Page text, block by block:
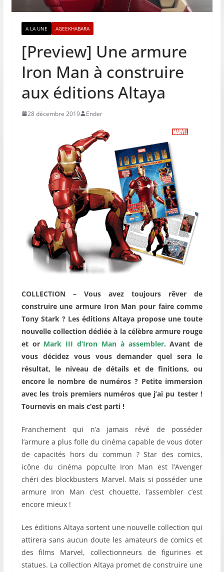
A LA UNE AGEEKHABARA
[Preview] Une armure
Iron Man à construire
aux éditions Altaya
28 décembre 2019 Ender
COLLECTION – Vous avez toujours rêver de
construire une armure Iron Man pour faire comme
Tony Stark ? Les éditions Altaya propose une toute
nouvelle collection dédiée à la célèbre armure rouge
et or Mark III d’Iron Man à assembler. Avant de
vous décidez vous vous demander quel sera le
résultat, le niveau de détails et de finitions, ou
encore le nombre de numéros ? Petite immersion
avec les trois premiers numéros que j’ai pu tester !
Tournevis en mais c’est parti !
Franchement qui n’a jamais rêvé de posséder
l’armure a plus folle du cinéma capable de vous doter
de capacités hors du commun ? Star des comics,
icône du cinéma popculte Iron Man est l’Avenger
chéri des blockbusters Marvel. Mais si posséder une
armure Iron Man c’est chouette, l’assembler c’est
encore mieux !
Les éditions Altaya sortent une nouvelle collection qui
attirera sans aucun doute les amateurs de comics et
des films Marvel, collectionneurs de figurines et
statues. La collection Altaya promet de construire une